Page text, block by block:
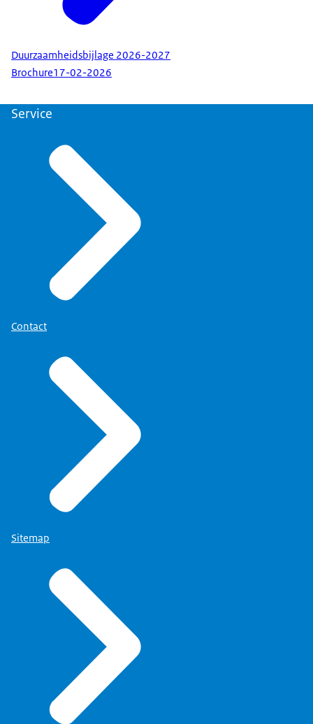
Duurzaamheidsbijlage 2026-2027
Brochure17-02-2026
Service
Contact
Sitemap